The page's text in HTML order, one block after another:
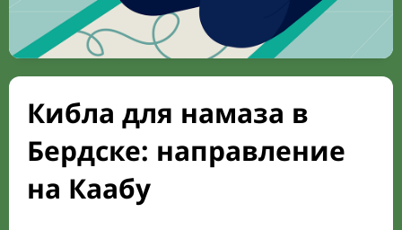
Кибла для намаза в
Бердске: направление
на Каабу